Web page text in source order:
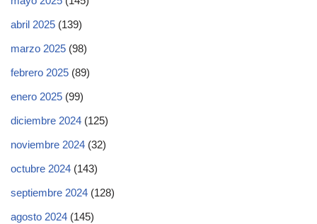
abril 2025 (139)
marzo 2025 (98)
febrero 2025 (89)
enero 2025 (99)
diciembre 2024 (125)
noviembre 2024 (32)
octubre 2024 (143)
septiembre 2024 (128)
agosto 2024 (145)